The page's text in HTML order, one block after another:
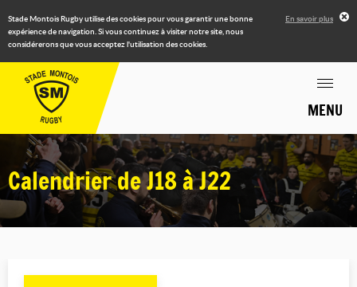
Stade Montois Rugby utilise des cookies pour vous garantir une bonne
expérience de navigation. Si vous continuez à visiter notre site, nous
considérerons que vous acceptez l'utilisation des cookies.
En savoir plus
MENU
Calendrier de J18 à J22